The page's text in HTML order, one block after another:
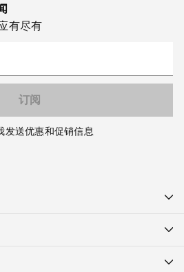
有尽有
发送优惠和促销信息